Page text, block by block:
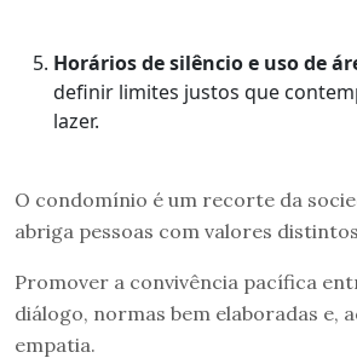
Horários de silêncio e uso de
definir limites justos que
lazer.
O condomínio é um recorte da
abriga pessoas com valores
Promover a convivência pacífica
diálogo, normas bem elaboradas e,
empatia.